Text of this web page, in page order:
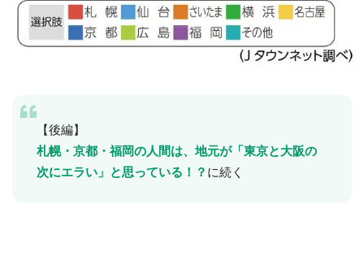
【後編】
札幌・京都・福岡の人間は、地元が「東京と大阪の
次にエラい」と思っている！？ に続く